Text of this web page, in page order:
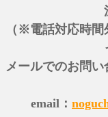
（※電話対応時
メールでのお問
email：